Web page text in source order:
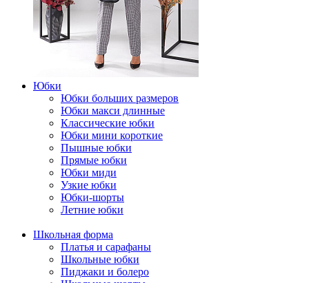
Юбки
Юбки больших размеров
Юбки макси длинные
Классические юбки
Юбки мини короткие
Пышные юбки
Прямые юбки
Юбки миди
Узкие юбки
Юбки-шорты
Летние юбки
Школьная форма
Платья и сарафаны
Школьные юбки
Пиджаки и болеро